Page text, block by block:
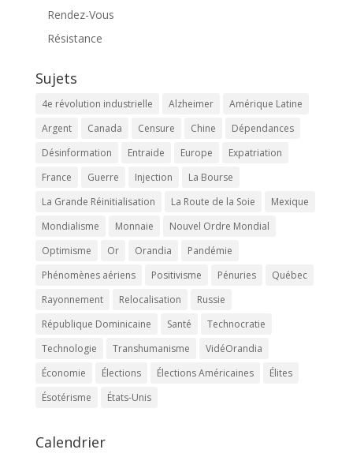
Rendez-Vous
Résistance
Sujets
4e révolution industrielle Alzheimer
Amérique Latine
Argent
Canada Censure Chine
Dépendances
Désinformation
Entraide Europe
Expatriation
France
Guerre Injection
La Bourse
La Grande Réinitialisation
La Route de la Soie
Mexique
Mondialisme
Monnaie
Nouvel Ordre Mondial
Optimisme
Or Orandia
Pandémie
Phénomènes aériens
Positivisme Pénuries
Québec
Rayonnement
Relocalisation
Russie
République Dominicaine
Santé
Technocratie
Technologie
Transhumanisme
VidéOrandia
Économie
Élections Élections Américaines
Élites
Ésotérisme
États-Unis
Calendrier